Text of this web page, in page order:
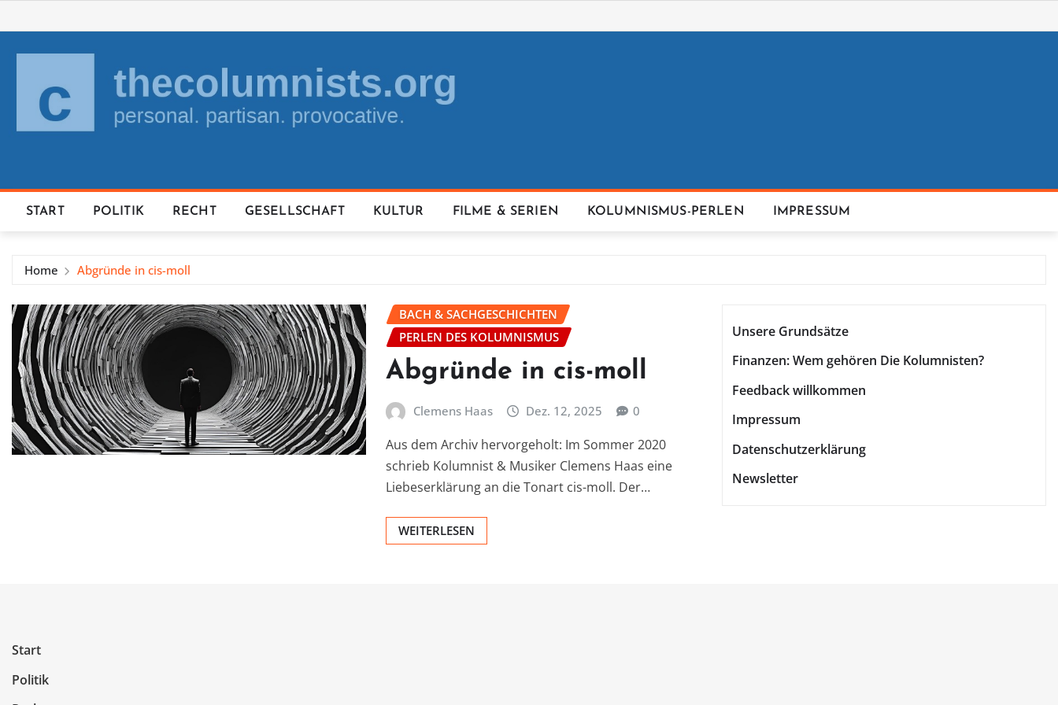
to
content
START POLITIK RECHT GESELLSCHAFT KULTUR FILME & SERIEN KOLUMNISMUS-PERLEN IMPRESSUM
Home Abgründe in cis-moll
BACH & SACHGESCHICHTEN
PERLEN DES KOLUMNISMUS
Abgründe in cis-moll
Clemens Haas Dez. 12, 2025 0
Aus dem Archiv hervorgeholt: Im Sommer 2020
schrieb Kolumnist & Musiker Clemens Haas eine
Liebeserklärung an die Tonart cis-moll. Der…
WEITERLESEN
Unsere Grundsätze
Finanzen: Wem gehören Die Kolumnisten?
Feedback willkommen
Impressum
Datenschutzerklärung
Newsletter
Start
Politik